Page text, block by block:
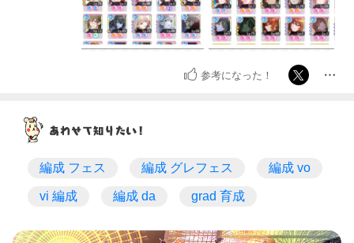
参考になった！
編成 フェス 編成 グレフェス 編成 vo
vi 編成 編成 da grad 育成